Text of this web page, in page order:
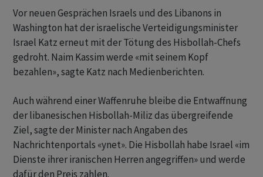
Vor neuen Gesprächen Israels und des Libanons in
Washington hat der israelische Verteidigungsminister
Israel Katz erneut mit der Tötung des Hisbollah-Chefs
gedroht. Naim Kassim werde «mit seinem Kopf
bezahlen», sagte Katz nach Medienberichten.
Auch während einer Waffenruhe bleibe die Entwaffnung
der libanesischen Hisbollah-Miliz das übergreifende
Ziel, sagte der Minister nach Angaben des
Nachrichtenportals «ynet». Die Hisbollah habe Israel «im
Dienste ihrer iranischen Herren angegriffen» und werde
dafür den Preis zahlen.